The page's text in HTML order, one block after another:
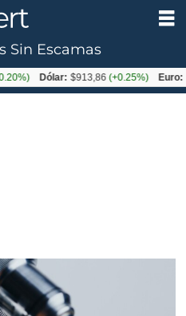
Sin Escamas
Dólar: $913,86(+0.25%) Euro: